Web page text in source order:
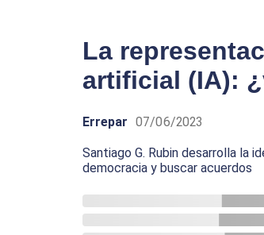
La
artificial (IA):
Errepar 07/06/2023
Santiago G. Rubin desarrolla la
democracia y buscar acuerdos